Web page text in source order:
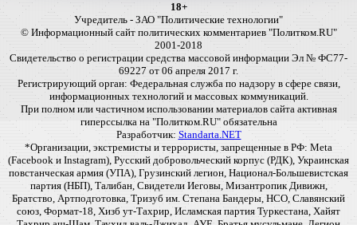
18+
Учредитель - ЗАО "Политические технологии"
© Информационный сайт политических комментариев "Политком.RU"
2001-2018
Свидетельство о регистрации средства массовой информации Эл № ФС77-
69227 от 06 апреля 2017 г.
Регистрирующий орган: Федеральная служба по надзору в сфере связи,
информационных технологий и массовых коммуникаций.
При полном или частичном использовании материалов сайта активная
гиперссылка на "Политком.RU" обязательна
Разработчик: Standarta.NET
*Организации, экстремисты и террористы, запрещенные в РФ: Meta
(Facebook и Instagram), Русский добровольческий корпус (РДК), Украинская
повстанческая армия (УПА), Грузинский легион, Национал-Большевистская
партия (НБП), Талибан, Свидетели Иеговы, Мизантропик Дивижн,
Братство, Артподготовка, Тризуб им. Степана Бандеры, НСО, Славянский
союз, Формат-18, Хизб ут-Тахрир, Исламская партия Туркестана, Хайят